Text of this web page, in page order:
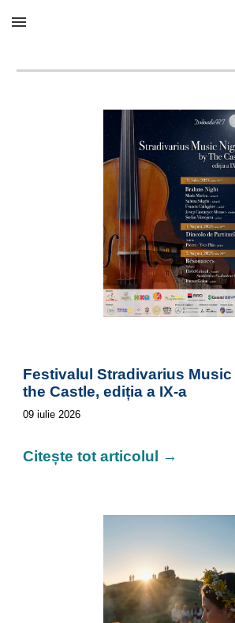
Skip to main content
Festivalul Stradivarius
the Castle, ediția a IX-a
09 iulie 2026
Citește tot articolul →